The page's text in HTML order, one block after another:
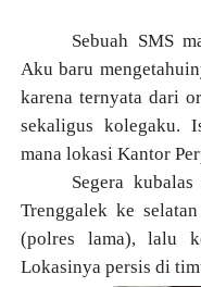
Sebuah SMS
Aku baru
karena ternyata dari
sekaligus kolegaku.
mana lokasi Kantor
Segera
Trenggalek ke
(polres lama), lalu
Lokasinya persis di